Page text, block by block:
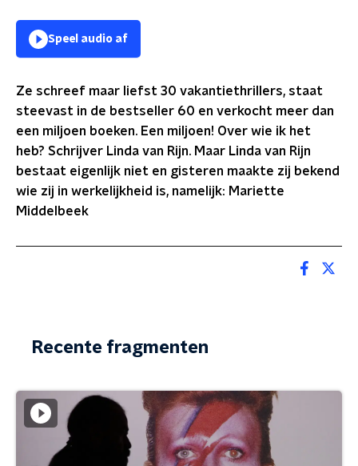
Speel audio af
Ze schreef maar liefst 30 vakantiethrillers, staat
steevast in de bestseller 60 en verkocht meer dan
een miljoen boeken. Een miljoen! Over wie ik het
heb? Schrijver Linda van Rijn. Maar Linda van Rijn
bestaat eigenlijk niet en gisteren maakte zij bekend
wie zij in werkelijkheid is, namelijk: Mariette
Middelbeek
Recente fragmenten